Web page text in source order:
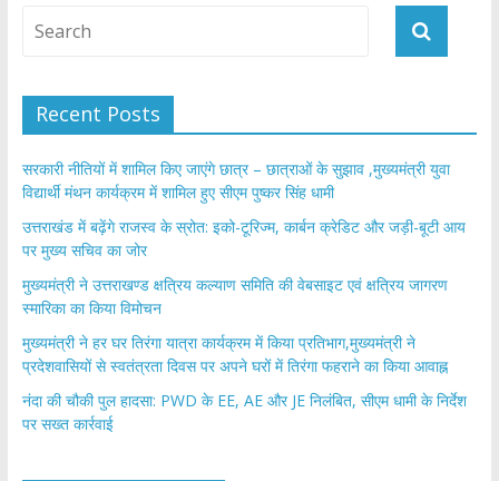
Recent Posts
सरकारी नीतियों में शामिल किए जाएंगे छात्र – छात्राओं के सुझाव ,मुख्यमंत्री युवा
विद्यार्थी मंथन कार्यक्रम में शामिल हुए सीएम पुष्कर सिंह धामी
उत्तराखंड में बढ़ेंगे राजस्व के स्रोत: इको-टूरिज्म, कार्बन क्रेडिट और जड़ी-बूटी आय
पर मुख्य सचिव का जोर
मुख्यमंत्री ने उत्तराखण्ड क्षत्रिय कल्याण समिति की वेबसाइट एवं क्षत्रिय जागरण
स्मारिका का किया विमोचन
मुख्यमंत्री ने हर घर तिरंगा यात्रा कार्यक्रम में किया प्रतिभाग,मुख्यमंत्री ने
प्रदेशवासियों से स्वतंत्रता दिवस पर अपने घरों में तिरंगा फहराने का किया आवाह्न
नंदा की चौकी पुल हादसा: PWD के EE, AE और JE निलंबित, सीएम धामी के निर्देश
पर सख्त कार्रवाई